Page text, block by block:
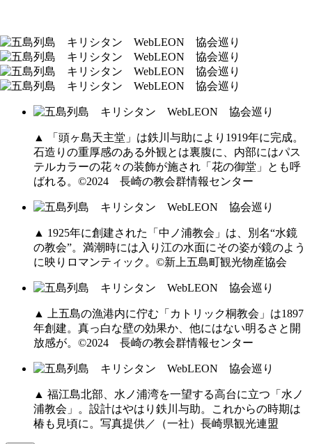
▲ 「頭ヶ島天主堂」は鉄川与助により1919年に完成。
石造りの重厚感のある外観とは裏腹に、内部にはパス
テルカラーの花々の装飾が施され「花の御堂」とも呼
ばれる。©︎2024 長崎の教会群情報センター
▲ 1925年に創建された「中ノ浦教会」は、別名“水鏡
の教会”。満潮時には入り江の水面にその姿が鏡のよう
に映りロマンティック。©新上五島町観光物産協会
▲ 上五島の漁港内に佇む「カトリック桐教会」は1897
年創建。真っ白な壁の効果か、他にはない明るさと開
放感が。©︎2024 長崎の教会群情報センター
▲ 福江島北部、水ノ浦湾を一望する高台に立つ「水ノ
浦教会」。設計はやはり鉄川与助。これからの時期は
椿も見頃に。写真提供／（一社）長崎県観光連盟